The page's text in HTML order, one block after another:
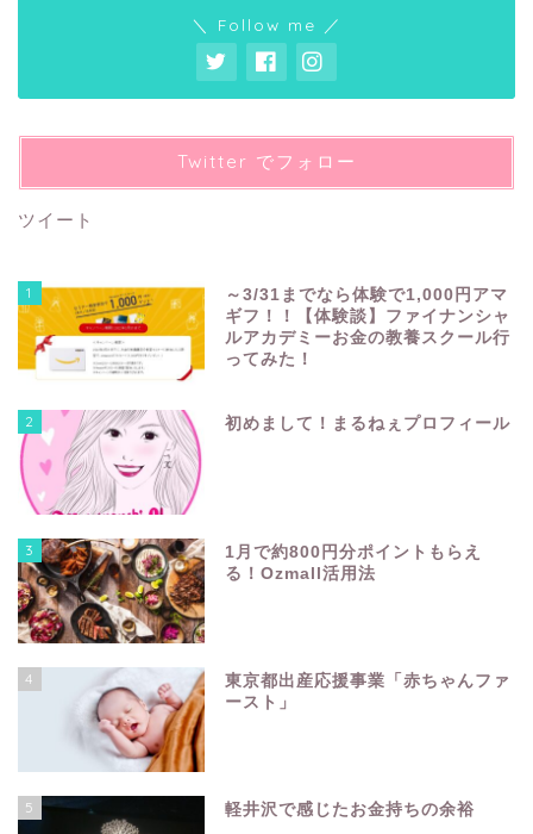
＼ Follow me ／
Twitter でフォロー
ツイート
1
～3/31までなら体験で1,000円アマ
ギフ！！【体験談】ファイナンシャ
ルアカデミーお金の教養スクール行
ってみた！
2 初めまして！まるねぇプロフィール
3
1月で約800円分ポイントもらえ
る！Ozmall活用法
4
東京都出産応援事業「赤ちゃんファ
ースト」
5 軽井沢で感じたお金持ちの余裕